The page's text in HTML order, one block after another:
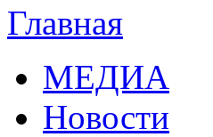
Главная
МЕДИА
Новости